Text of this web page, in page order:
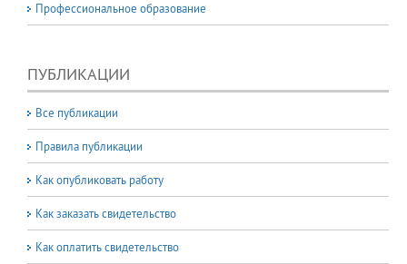
Профессиональное образование
ПУБЛИКАЦИИ
Все публикации
Правила публикации
Как опубликовать работу
Как заказать свидетельство
Как оплатить свидетельство